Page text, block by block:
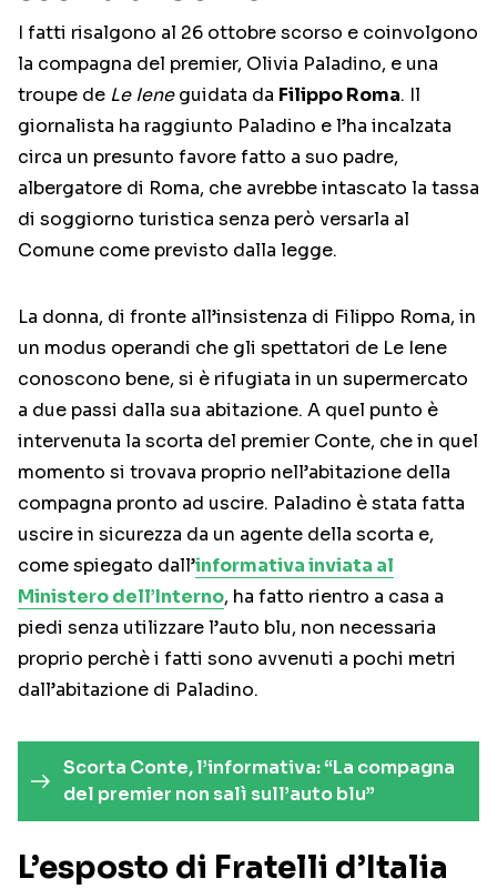
I fatti risalgono al 26 ottobre scorso e coinvolgono
la compagna del premier, Olivia Paladino, e una
troupe de Le Ieneguidata da Filippo Roma. Il
giornalista ha raggiunto Paladino e l’ha incalzata
circa un presunto favore fatto a suo padre,
albergatore di Roma, che avrebbe intascato la tassa
di soggiorno turistica senza però versarla al
Comune come previsto dalla legge.
La donna, di fronte all’insistenza di Filippo Roma, in
un modus operandi che gli spettatori de Le Iene
conoscono bene, si è rifugiata in un supermercato
a due passi dalla sua abitazione. A quel punto è
intervenuta la scorta del premier Conte, che in quel
momento si trovava proprio nell’abitazione della
compagna pronto ad uscire. Paladino è stata fatta
uscire in sicurezza da un agente della scorta e,
come spiegato dall’informativa inviata al
Ministero dell’Interno, ha fatto rientro a casa a
piedi senza utilizzare l’auto blu, non necessaria
proprio perchè i fatti sono avvenuti a pochi metri
dall’abitazione di Paladino.
Scorta Conte, l’informativa: “La compagna
del premier non salì sull’auto blu”
L’esposto di Fratelli d’Italia